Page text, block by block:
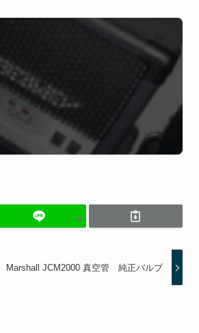
Marshall JCM2000 真空管 純正バルブ